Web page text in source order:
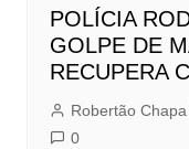
POLÍCIA
GOLPE DE
RECUPERA
Robertão
0